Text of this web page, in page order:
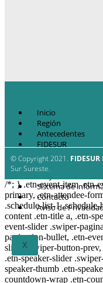
Inicio
Región
Antecedentes
FIDESUR
Estrategia Regional
Planes y estudio
Sistema de
Contacto
Aviso de
X
© Copyright 2021. FIDESUR
Sur Sureste.
/*; } .etn-event-item .etn-
primary, .etn-attendee-
.schedule-list-1 .schedule-
content .etn-title a, .etn-
event-slider .swiper-
pagination-bullet, .etn-
slider .swiper-button-
.etn-speaker-slider
speaker-thumb .etn-
countdown-wrap .etn-